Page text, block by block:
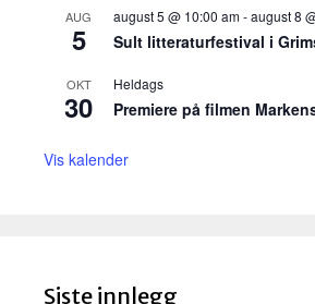
AUG
5
august 5 @ 10:00 am-august 8
Sult litteraturfestival i
OKT
30
Heldags
Premiere på filmen
Vis kalender
Siste innlegg